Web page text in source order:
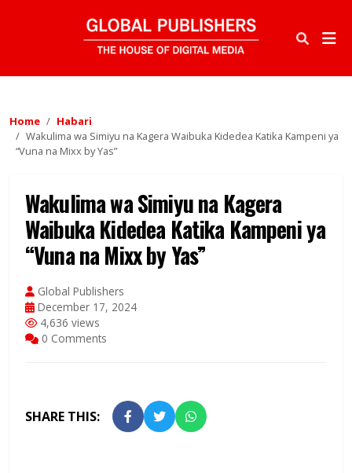
Home
Habari
Wakulima wa Simiyu na Kagera Waibuka Kidedea Katika Kampeni ya
“Vuna na Mixx by Yas”
Wakulima wa Simiyu na Kagera
Waibuka Kidedea Katika Kampeni ya
“Vuna na Mixx by Yas”
Global Publishers
December 17, 2024
4,636 views
0 Comments
SHARE THIS: